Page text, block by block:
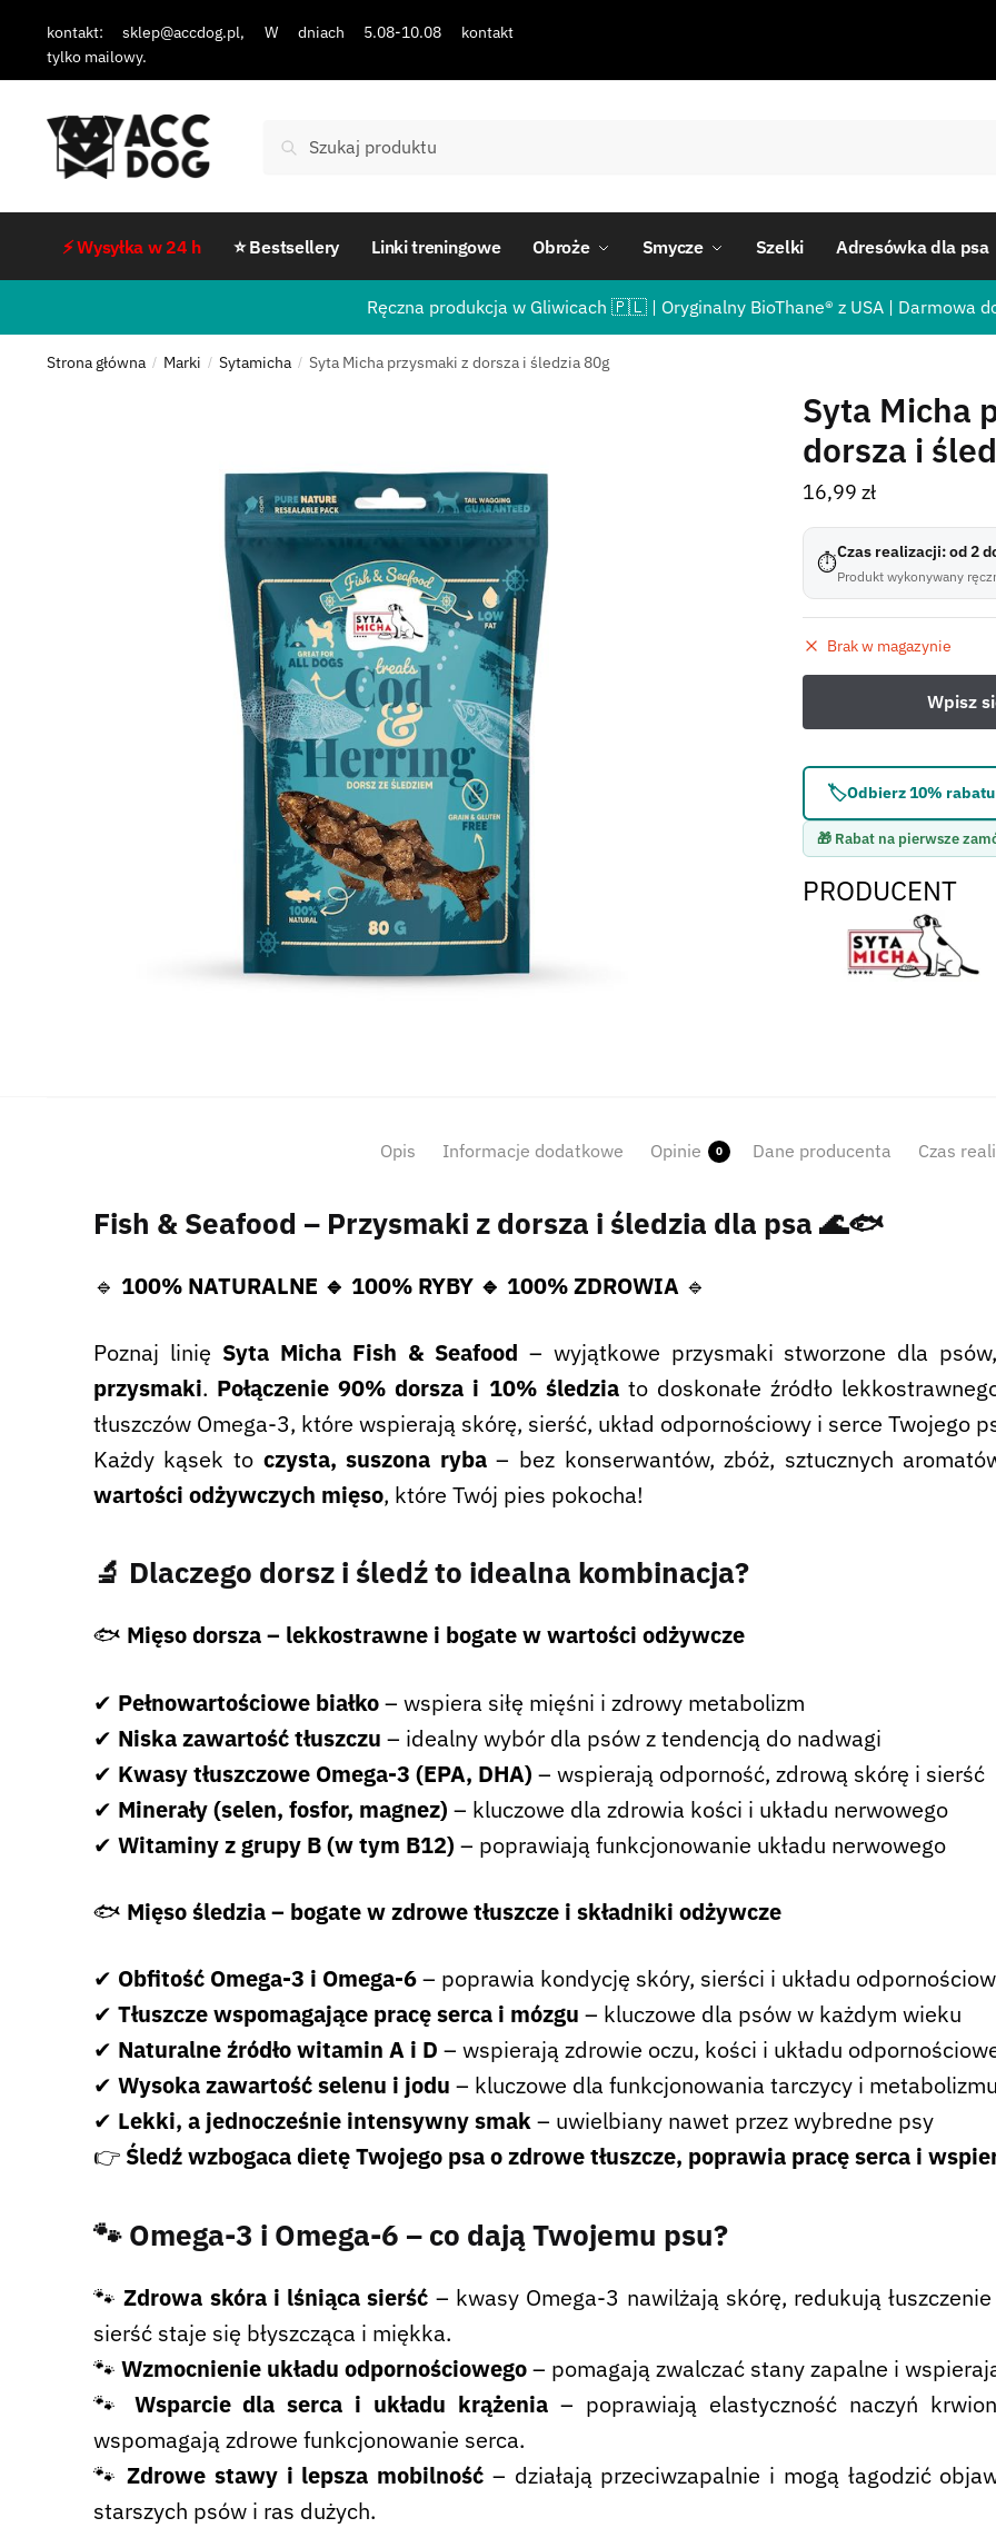
kontakt: sklep@accdog.pl, W dniach 5.08-10.08 kontakt
tylko mailowy.
Szukaj
⚡ Wysyłka w 24 h ⭐ Bestsellery Linki treningowe Obroże Smycze Szelki Adresówka dla psa
Ręczna produkcja w Gliwicach 🇵🇱 | Oryginalny BioThane® z USA | Darmowa
Strona główna / Marki / Sytamicha / Syta Micha przysmaki z dorsza i śledzia 80g
Syta Micha
dorsza i
16,99zł
⏱Czas realizacji: od 2
Produkt wykonywany
Brak w magazynie
🏷️Odbierz 10%
🎁 Rabat na pierwsze
PRODUCENT
Opis Informacje dodatkowe Opinie 0 Dane producenta Czas
Fish & Seafood – Przysmaki z dorsza i śledzia dla psa 🌊🐟
🔹 100% NATURALNE 🔹 100% RYBY 🔹 100% ZDROWIA🔹
Poznaj linię Syta Micha Fish & Seafood – wyjątkowe przysmaki stworzone dla
przysmaki. Połączenie 90% dorsza i 10% śledziato doskonałe źródło
tłuszczów Omega-3, które wspierają skórę, sierść, układ odpornościowy i serce Twojego
Każdy kąsek to czysta, suszona ryba– bez konserwantów, zbóż, sztucznych
wartości odżywczych mięso, które Twój pies pokocha!
🔬 Dlaczego dorsz i śledź to idealna kombinacja?
🐟 Mięso dorsza – lekkostrawne i bogate w wartości odżywcze
✔ Pełnowartościowe białko– wspiera siłę mięśni i zdrowy metabolizm
✔ Niska zawartość tłuszczu – idealny wybór dla psów z tendencją do nadwagi
✔ Kwasy tłuszczowe Omega-3 (EPA, DHA) – wspierają odporność, zdrową skórę i sierść
✔ Minerały (selen, fosfor, magnez) – kluczowe dla zdrowia kości i układu nerwowego
✔ Witaminy z grupy B (w tym B12) – poprawiają funkcjonowanie układu nerwowego
🐟 Mięso śledzia – bogate w zdrowe tłuszcze i składniki odżywcze
✔ Obfitość Omega-3 i Omega-6– poprawia kondycję skóry, sierści i układu
✔ Tłuszcze wspomagające pracę serca i mózgu – kluczowe dla psów w każdym wieku
✔ Naturalne źródło witamin A i D – wspierają zdrowie oczu, kości i układu
✔ Wysoka zawartość selenu i jodu – kluczowe dla funkcjonowania tarczycy i
✔ Lekki, a jednocześnie intensywny smak– uwielbiany nawet przez wybredne psy
👉 Śledź wzbogaca dietę Twojego psa o zdrowe tłuszcze, poprawia pracę serca i
🐾 Omega-3 i Omega-6 – co dają Twojemu psu?
🐾 Zdrowa skóra i lśniąca sierść – kwasy Omega-3 nawilżają skórę, redukują
sierść staje się błyszcząca i miękka.
🐾 Wzmocnienie układu odpornościowego– pomagają zwalczać stany zapalne i
🐾
Wsparcie dla serca i układu krążenia – poprawiają elastyczność naczyń
wspomagają zdrowe funkcjonowanie serca.
🐾 Zdrowe stawy i lepsza mobilność – działają przeciwzapalnie i mogą łagodzić
starszych psów i ras dużych.